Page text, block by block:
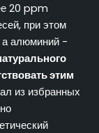
20 ppm
при этом
а алюминий -
этим
из избранных